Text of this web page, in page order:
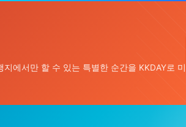
에서만 할 수 있는 특별한 순간을 KKDAY로 미